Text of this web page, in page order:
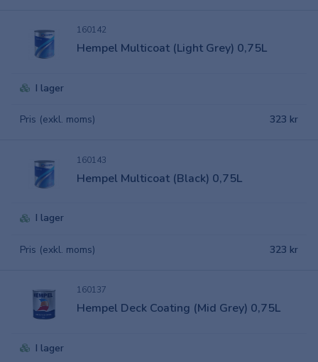
160142
Hempel Multicoat (Light Grey) 0,75L
I lager
Pris (exkl. moms) 323 kr
160143
Hempel Multicoat (Black) 0,75L
I lager
Pris (exkl. moms) 323 kr
160137
Hempel Deck Coating (Mid Grey) 0,75L
I lager